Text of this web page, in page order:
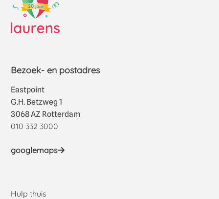
Bezoek- en postadres
Eastpoint
G.H. Betzweg 1
3068 AZ Rotterdam
010 332 3000
googlemaps
Hulp thuis